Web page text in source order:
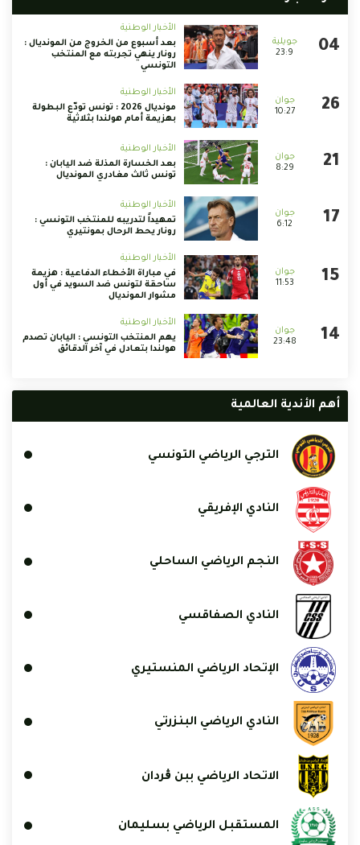
23:9
الأخبار الوطنية
بعد أسبوع من الخروج من المونديال :
رونار ينهي تجربته مع المنتخب
التونسي
10:27
الأخبار الوطنية
مونديال 2026 : تونس تودّع البطولة
بهزيمة أمام هولندا بثلاثية
8:29
الأخبار الوطنية
بعد الخسارة المذلة ضد اليابان :
تونس ثالث مغادري المونديال
6:12
الأخبار الوطنية
تمهيداً لتدريبه للمنتخب التونسي :
رونار يحط الرحال بمونتيري
11:53
الأخبار الوطنية
في مباراة الأخطاء الدفاعية : هزيمة
ساحقة لتونس ضد السويد في أول
مشوار المونديال
23:48
الأخبار الوطنية
يهم المنتخب التونسي : اليابان تصدم
هولندا بتعادل في آخر الدقائق
أهم الأندية العالمية
الترجي الرياضي التونسي
النادي الإفريقي
النجم الرياضي الساحلي
النادي الصفاقسي
الإتحاد الرياضي المنستيري
النادي الرياضي البنزرتي
الاتحاد الرياضي ببن ڨردان
المستقبل الرياضي بسليمان